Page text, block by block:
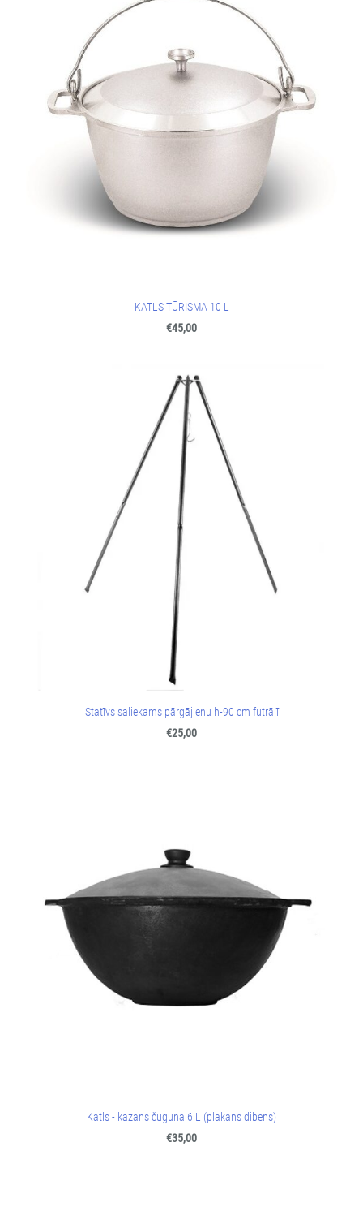
KATLS TŪRISMA 10 L
€45,00
Statīvs saliekams pārgājienu h-90 cm futrālī
€25,00
Katls - kazans čuguna 6 L (plakans dibens)
€35,00